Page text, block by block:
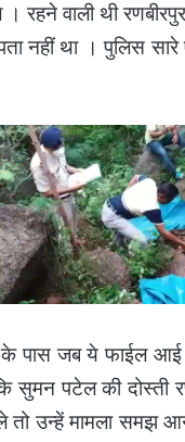
वाली थी रणबीरपुर
नहीं था । पुलिस सारे
पास जब ये फाईल आई
पटेल की दोस्ती
तो उन्हें मामला समझ